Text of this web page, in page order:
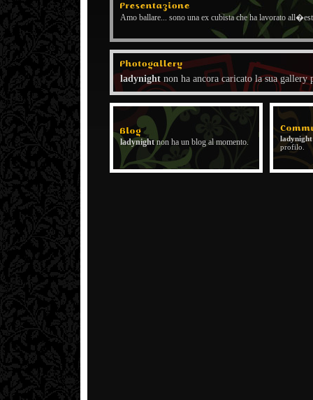
Amo ballare... sono una ex cubista che ha lavorato
ladynight non ha ancora caricato la sua gallery
ladynightnon ha un blog al momento.
profilo.